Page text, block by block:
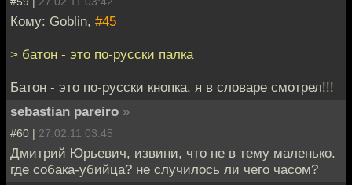
Кому: Goblin, #45
> батон - это по-русски палка
Батон - это по-русски кнопка, я в словаре смотрел!!!
sebastian pareiro »
#60 | 27.02.11 03:45
Дмитрий Юрьевич, извини, что не в тему маленько.
где собака-убийца? не случилось ли чего часом?